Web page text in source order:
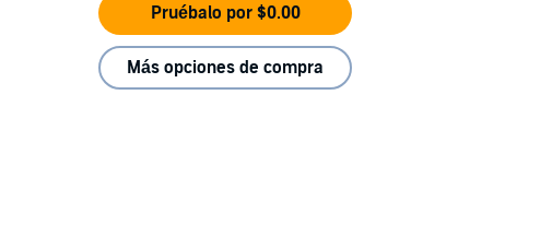
Pruébalo por $0.00
Más opciones de compra